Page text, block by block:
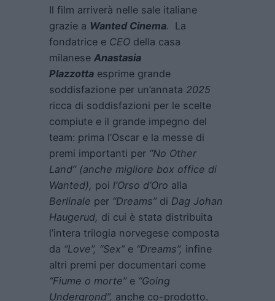
Il film arriverà nelle sale italiane
grazie a Wanted Cinema. La
fondatrice e CEO della casa
milanese Anastasia
Plazzotta esprime grande
soddisfazione per un’annata 2025
ricca di soddisfazioni per le scelte
compiute e il grande impegno del
team: prima l’Oscar e la messe di
premi importanti per “No Other
Land” (anche migliore box office di
Wanted), poi l’Orso d’Oro alla
Berlinale per “Dreams”di Dag Johan
Haugerud, di cui è stata distribuita
l’intera trilogia norvegese composta
da “Love”, “Sex”e “Dreams”, infine
altri premi per documentari come
“Fiume o morte”e “Going
Undergrond”, anche co-prodotto.